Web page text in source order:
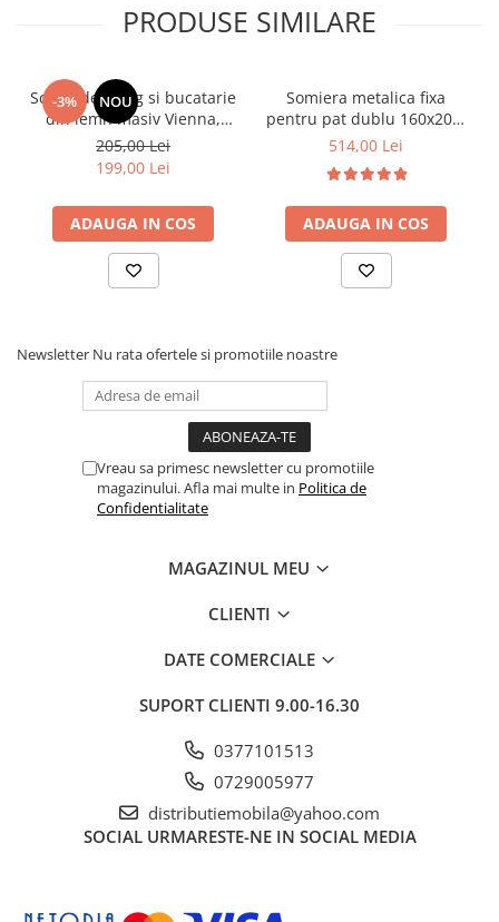
PRODUSE SIMILARE
-3% NOU
Scaun de living si bucatarie
din lemn masiv Vienna,
tapiterie stofa,100 kg,
94x49x40 cm, nuc/bej
205,00 Lei
199,00 Lei
ADAUGA IN COS
Somiera metalica fixa
pentru pat dublu 160x200,
6 picioare, 32 lamele lemn
saltea ferm, negru
514,00 Lei
ADAUGA IN COS
Newsletter Nu rata ofertele si promotiile noastre
Vreau sa primesc newsletter cu promotiile
magazinului. Afla mai multe in Politica de
Confidentialitate
MAGAZINUL MEU
CLIENTI
DATE COMERCIALE
SUPORT CLIENTI 9.00-16.30
0377101513
0729005977
distributiemobila@yahoo.com
SOCIAL URMARESTE-NE IN SOCIAL MEDIA